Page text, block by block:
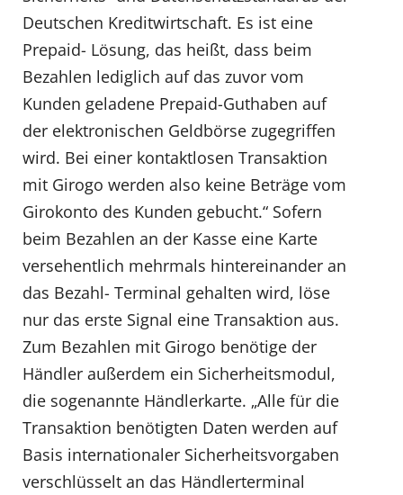
Deutschen Kreditwirtschaft. Es ist eine
Prepaid- Lösung, das heißt, dass beim
Bezahlen lediglich auf das zuvor vom
Kunden geladene Prepaid-Guthaben auf
der elektronischen Geldbörse zugegriffen
wird. Bei einer kontaktlosen Transaktion
mit Girogo werden also keine Beträge vom
Girokonto des Kunden gebucht.“ Sofern
beim Bezahlen an der Kasse eine Karte
versehentlich mehrmals hintereinander an
das Bezahl- Terminal gehalten wird, löse
nur das erste Signal eine Transaktion aus.
Zum Bezahlen mit Girogo benötige der
Händler außerdem ein Sicherheitsmodul,
die sogenannte Händlerkarte. „Alle für die
Transaktion benötigten Daten werden auf
Basis internationaler Sicherheitsvorgaben
verschlüsselt an das Händlerterminal